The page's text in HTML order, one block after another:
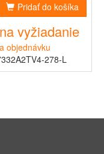
Pridať do košíka
vyžiadanie
objednávku
278-L